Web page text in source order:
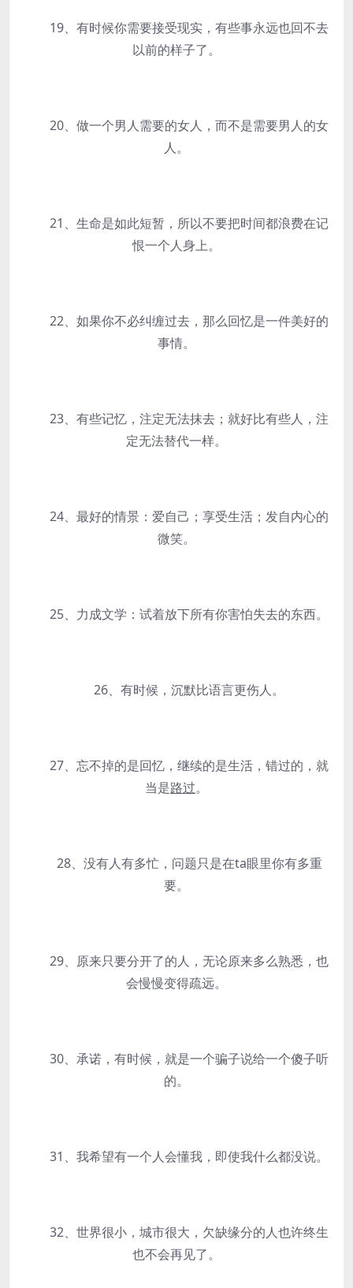
19、有时候你需要接受现实，有些事永远也回不去
以前的样子了。
20、做一个男人需要的女人，而不是需要男人的女
人。
21、生命是如此短暂，所以不要把时间都浪费在记
恨一个人身上。
22、如果你不必纠缠过去，那么回忆是一件美好的
事情。
23、有些记忆，注定无法抹去；就好比有些人，注
定无法替代一样。
24、最好的情景：爱自己；享受生活；发自内心的
微笑。
25、力成文学：试着放下所有你害怕失去的东西。
26、有时候，沉默比语言更伤人。
27、忘不掉的是回忆，继续的是生活，错过的，就
当是路过。
28、没有人有多忙，问题只是在ta眼里你有多重
要。
29、原来只要分开了的人，无论原来多么熟悉，也
会慢慢变得疏远。
30、承诺，有时候，就是一个骗子说给一个傻子听
的。
31、我希望有一个人会懂我，即使我什么都没说。
32、世界很小，城市很大，欠缺缘分的人也许终生
也不会再见了。